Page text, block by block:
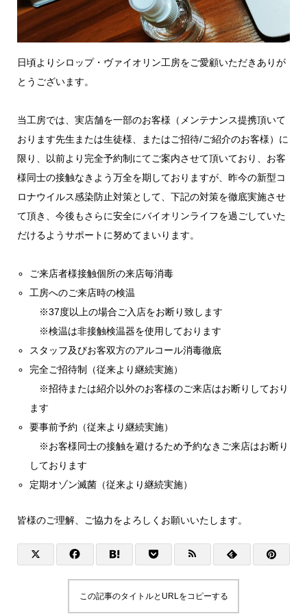
日頃よりシロップ・ヴァイオリン工房をご愛顧いただきありが
とうございます。
当工房では、実店舗を一部のお客様（メンテナンス提携頂いて
おります先生または生徒様、またはご招待/ご紹介のお客様）に
限り、以前より完全予約制にてご案内させて頂いており、お客
様同士の接触なきよう万全を期しておりますが、昨今の新型コ
ロナウイルス感染防止対策として、下記の対策を徹底実施させ
て頂き、今後もさらに安全にバイオリンライフを過ごしていた
だけるようサポートに努めてまいります。
ご来店者様接触個所の来店毎消毒
工房へのご来店時の検温
※37度以上の場合ご入店をお断り致します
※検温は非接触検温器を使用しております
スタッフ及びお客双方のアルコール消毒徹底
完全ご招待制（従来より継続実施）
※招待または紹介以外のお客様のご来店はお断りしており
ます
要事前予約（従来より継続実施）
※お客様同士の接触を避けるため予約なきご来店はお断り
しております
定期オゾン滅菌（従来より継続実施）
皆様のご理解、ご協力をよろしくお願いいたします。
この記事のタイトルとURLをコピーする